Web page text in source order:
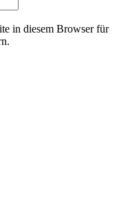
in diesem Browser für